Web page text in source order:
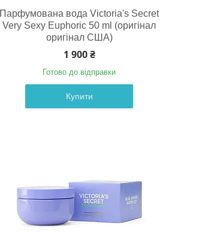
Парфумована вода Victoria's Secret
Very Sexy Euphoric 50 ml (оригінал
оригінал США)
1 900 ₴
Готово до відправки
Купити